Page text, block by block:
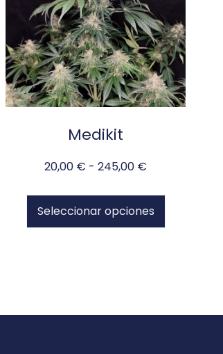
Medikit
20,00 € - 245,00 €
Seleccionar opciones